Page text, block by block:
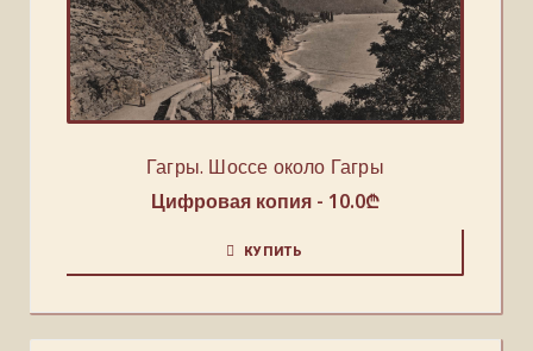
Гагры. Шоссе около Гагры
Цифровая копия - 10.0₾
КУПИТЬ